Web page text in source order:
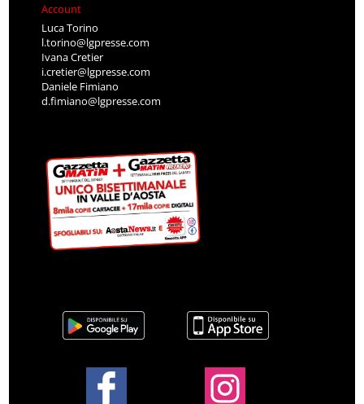
Account
Luca Torino
l.torino@lgpresse.com
Ivana Cretier
i.cretier@lgpresse.com
Daniele Fimiano
d.fimiano@lgpresse.com